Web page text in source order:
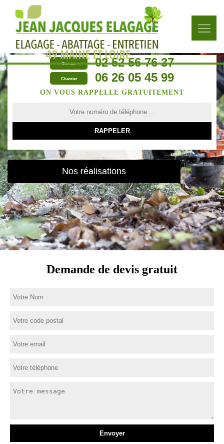
Bureau 02 52 56 76 37
Chantier 06 26 05 45 99
ON VOUS RAPPELLE GRATUITEMENT
Nos réalisations
Demande de devis gratuit